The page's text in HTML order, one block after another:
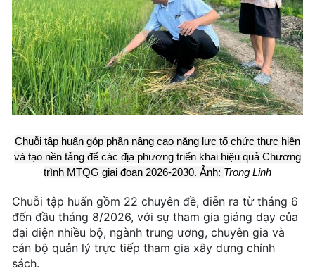
Chuỗi tập huấn góp phần nâng cao năng lực tổ chức thực hiện
và tạo nền tảng để các địa phương triển khai hiệu quả Chương
trình MTQG giai đoạn 2026-2030. Ảnh: Trọng Linh
Chuỗi tập huấn gồm 22 chuyên đề, diễn ra từ tháng 6
đến đầu tháng 8/2026, với sự tham gia giảng dạy của
đại diện nhiều bộ, ngành trung ương, chuyên gia và
cán bộ quản lý trực tiếp tham gia xây dựng chính
sách.